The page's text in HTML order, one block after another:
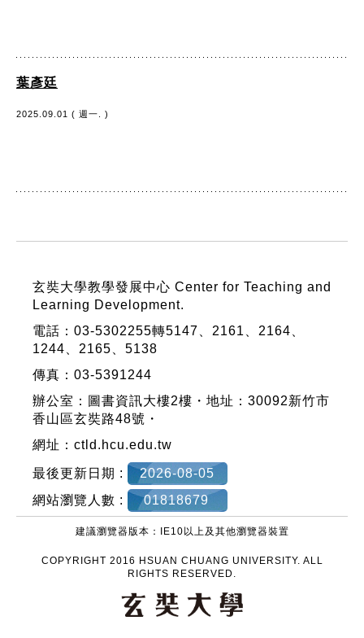
葉彥廷
2025.09.01 ( 週一. )
玄奘大學教學發展中心 Center for Teaching and
Learning Development.
電話：03-5302255轉5147、2161、2164、
1244、2165、5138
傳真：03-5391244
辦公室：圖書資訊大樓2樓・地址：30092新竹市
香山區玄奘路48號・
網址： ctld.hcu.edu.tw
最後更新日期 :
2026-08-05
網站瀏覽人數 :
01818679
建議瀏覽器版本：IE10以上及其他瀏覽器裝置
COPYRIGHT 2016 HSUAN CHUANG UNIVERSITY. ALL
RIGHTS RESERVED.